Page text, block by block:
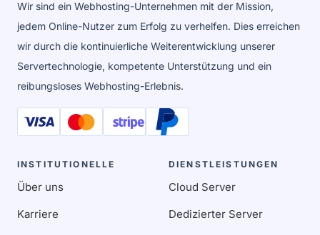
Wir sind ein Webhosting-Unternehmen mit der Mission,
jedem Online-Nutzer zum Erfolg zu verhelfen. Dies erreichen
wir durch die kontinuierliche Weiterentwicklung unserer
Servertechnologie, kompetente Unterstützung und ein
reibungsloses Webhosting-Erlebnis.
INSTITUTIONELLE
Über uns
Karriere
DIENSTLEISTUNGEN
Cloud Server
Dedizierter Server